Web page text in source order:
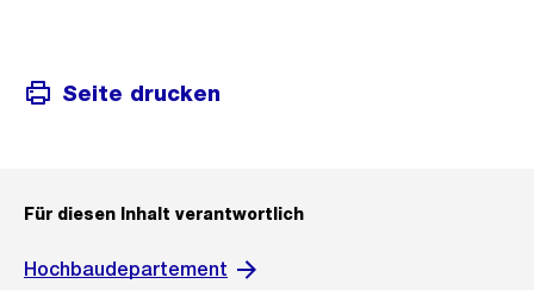
Seite drucken
Für diesen Inhalt verantwortlich
Hochbaudepartement